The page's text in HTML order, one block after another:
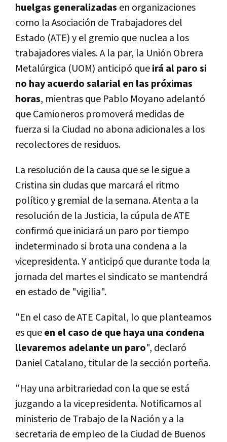
huelgas generalizadas en organizaciones
como la Asociación de Trabajadores del
Estado (ATE) y el gremio que nuclea a los
trabajadores viales. A la par, la Unión Obrera
Metalúrgica (UOM) anticipó queirá al paro si
no hay acuerdo salarial en las próximas
horas, mientras que Pablo Moyano adelantó
que Camioneros promoverá medidas de
fuerza si la Ciudad no abona adicionales a los
recolectores de residuos.
La resolución de la causa que se le sigue a
Cristina sin dudas que marcará el ritmo
político y gremial de la semana. Atenta a la
resolución de la Justicia, la cúpula de ATE
confirmó que iniciará un paro por tiempo
indeterminado si brota una condena a la
vicepresidenta. Y anticipó que durante toda la
jornada del martes el sindicato se mantendrá
en estado de "vigilia".
"En el caso de ATE Capital, lo que planteamos
es queen el caso de que haya una condena
llevaremos adelante un paro", declaró
Daniel Catalano, titular de la sección porteña.
"Hay una arbitrariedad con la que se está
juzgando a la vicepresidenta. Notificamos al
ministerio de Trabajo de la Nación y a la
secretaria de empleo de la Ciudad de Buenos